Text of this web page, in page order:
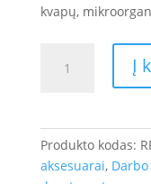
kvapų,
kiekis:
Į
Produkto kodas:
aksesuarai,